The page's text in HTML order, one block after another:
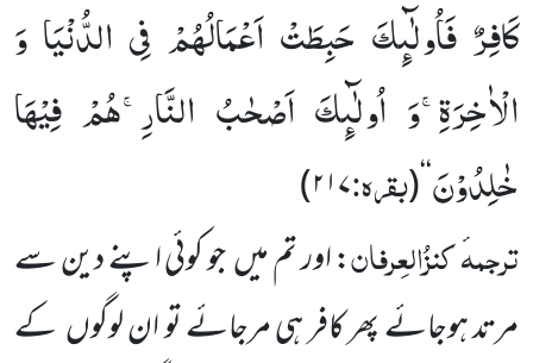
كَافِرٌ فَاُولٰٓىٕكَ حَبِطَتْ اَعْمَالُهُمْ فِی الدُّنْیَا وَ
الْاٰخِرَةِۚ-وَ اُولٰٓىٕكَ اَصْحٰبُ النَّارِۚ-هُمْ فِیْهَا
خٰلِدُوْنَ‘‘
(بقرہ:۲۱۷)
ترجمہکنزُالعِرفان: اور تم میں جو کوئی اپنے دین سے
مرتد ہوجائے پھر کافر ہی مرجائے تو ان لوگوں کے